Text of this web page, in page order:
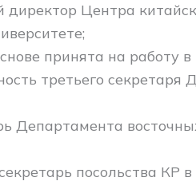
Центра
принята на работу
третьего секретаря
Департамента
посольства КР